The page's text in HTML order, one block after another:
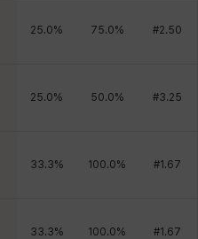
25.0% 75.0% #2.50
25.0% 50.0% #3.25
33.3% 100.0% #1.67
33.3% 100.0% #1.67